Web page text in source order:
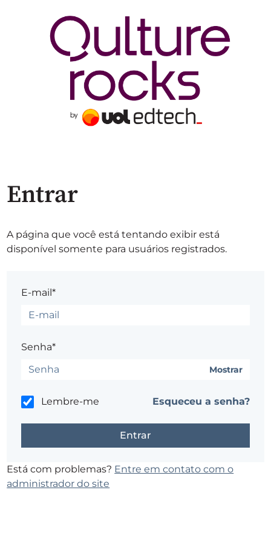
Entrar
A página que você está tentando exibir está
disponível somente para usuários registrados.
E-mail*
Senha*
Mostrar
Lembre-me Esqueceu a senha?
Está com problemas? Entre em contato com o
administrador do site